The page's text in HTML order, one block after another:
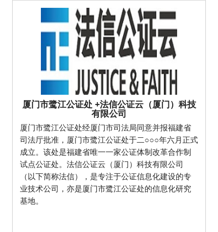
厦门市鹭江公证处 +法信公证云（厦门）科技
有限公司
厦门市鹭江公证处经厦门市司法局同意并报福建省
司法厅批准，厦门市鹭江公证处于二○○○年六月正式
成立。该处是福建省唯一一家公证体制改革合作制
试点公证处。法信公证云（厦门）科技有限公司
（以下简称法信），是专注于公证信息化建设的专
业技术公司，亦是厦门市鹭江公证处的信息化研究
基地。